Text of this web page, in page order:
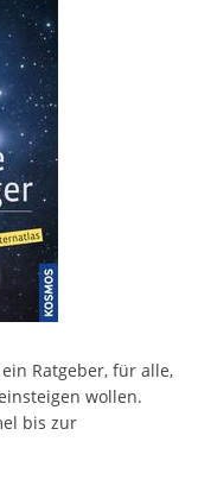
Ratgeber, für alle,
wollen.
bis zur